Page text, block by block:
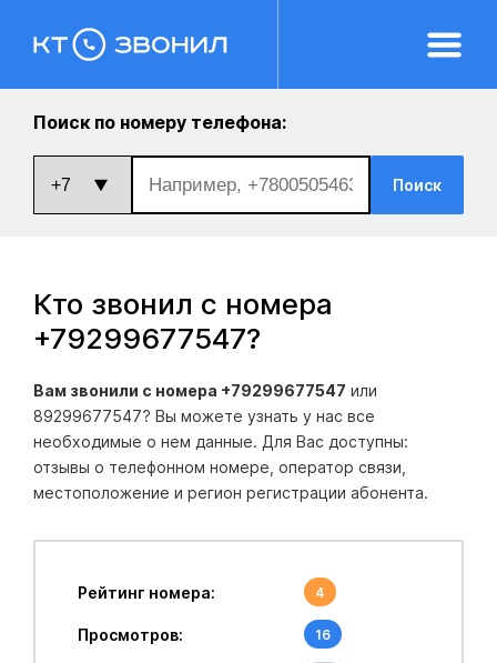
Поиск по номеру телефона:
Поиск
Кто звонил с номера
+79299677547?
Вам звонили с номера +79299677547 или
89299677547? Вы можете узнать у нас все
необходимые о нем данные. Для Вас доступны:
отзывы о телефонном номере, оператор связи,
местоположение и регион регистрации абонента.
Рейтинг номера: 4
Просмотров: 16